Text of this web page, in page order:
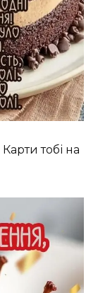
Карти тобі на